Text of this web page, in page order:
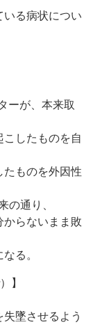
いる病状につい
ーが、本来取
したものを自
たものを外因性
の通り、
からないまま敗
る。
】
墜させるよう